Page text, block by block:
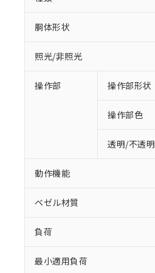
胴体形状
照光/非照光
操作部 操作部形状
操作部色
透明/不透明
動作機能
ベゼル材質
負荷
最小適用負荷